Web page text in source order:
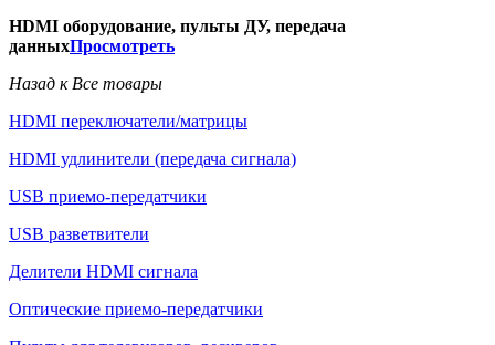
HDMI оборудование, пульты ДУ, передача
данныхПросмотреть
Назад к Все товары
HDMI переключатели/матрицы
HDMI удлинители (передача сигнала)
USB приемо-передатчики
USB разветвители
Делители HDMI сигнала
Оптические приемо-передатчики